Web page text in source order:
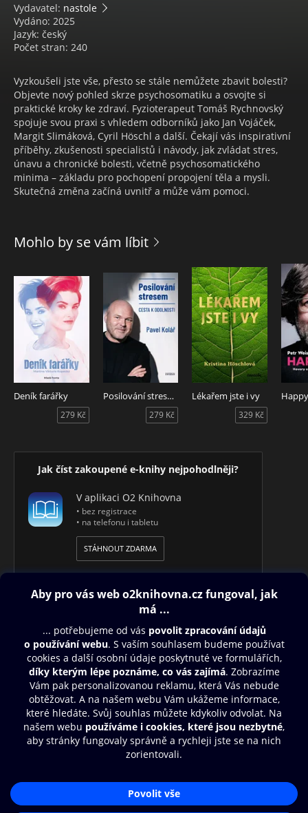
Vydavatel: nastole
Vydáno: 2025
Jazyk: český
Počet stran: 240
Vyzkoušeli jste vše, přesto se stále nemůžete zbavit bolesti?
Objevte nový pohled skrze psychosomatiku a osvojte si
praktické kroky ke zdraví. Fyzioterapeut Tomáš Rychnovský
spojuje svou praxi s vhledem odborníků jako Jan Vojáček,
Margit Slimáková, Cyril Höschl a další. Čekají vás inspirativní
příběhy, zkušenosti specialistů i návody, jak zvládat stres,
únavu a chronické bolesti, včetně psychosomatického
minima – základu pro pochopení propojení těla a mysli.
Skutečná změna začíná uvnitř a může vám pomoci.
Mohlo by se vám líbit
Deník farářky
279 Kč
Posilování stresem - Cesta k odolnosti
279 Kč
Lékařem jste i vy
329 Kč
Jak číst zakoupené e-knihy nejpohodlněji?
V aplikaci O2 Knihovna
• bez registrace
• na telefonu i tabletu
STÁHNOUT ZDARMA
Obsah ke stažení
Moje O2 Knihovna
Další zábava
© O2 Czech Republic a.s.
Zásady zpracování osobních údajůAplikace O2 Knihovna